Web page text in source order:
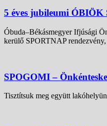
5 éves jubileumi ÓBIÖK
Óbuda–Békásmegyer Ifjúsági
kerülő SPORTNAP
SPOGOMI –
Tisztítsuk meg együtt